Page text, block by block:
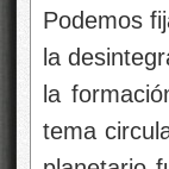
Podemos
la
la
tema